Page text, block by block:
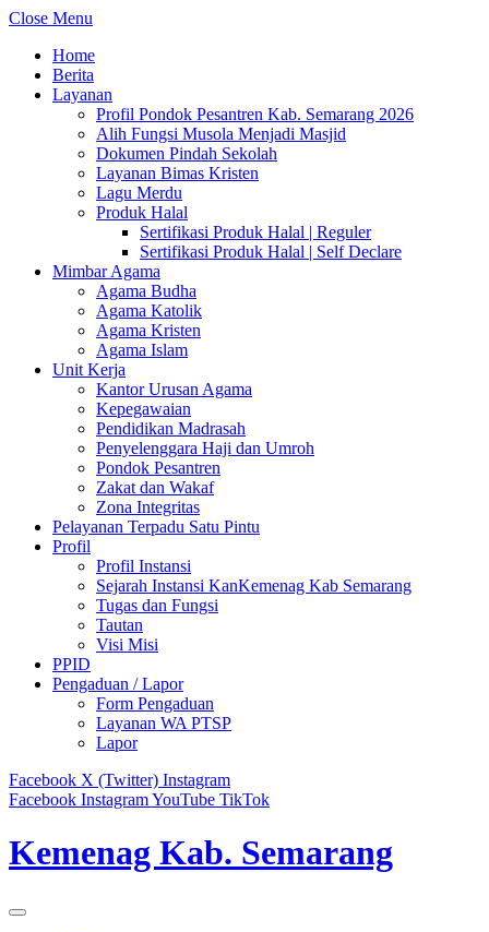
Close Menu
Home
Berita
Layanan
Profil Pondok Pesantren Kab. Semarang 2026
Alih Fungsi Musola Menjadi Masjid
Dokumen Pindah Sekolah
Layanan Bimas Kristen
Lagu Merdu
Produk Halal
Sertifikasi Produk Halal | Reguler
Sertifikasi Produk Halal | Self Declare
Mimbar Agama
Agama Budha
Agama Katolik
Agama Kristen
Agama Islam
Unit Kerja
Kantor Urusan Agama
Kepegawaian
Pendidikan Madrasah
Penyelenggara Haji dan Umroh
Pondok Pesantren
Zakat dan Wakaf
Zona Integritas
Pelayanan Terpadu Satu Pintu
Profil
Profil Instansi
Sejarah Instansi KanKemenag Kab Semarang
Tugas dan Fungsi
Tautan
Visi Misi
PPID
Pengaduan / Lapor
Form Pengaduan
Layanan WA PTSP
Lapor
Facebook X (Twitter) Instagram
Facebook InstagramYouTube TikTok
Kemenag Kab. Semarang